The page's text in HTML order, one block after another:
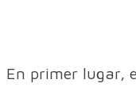
En primer lugar,